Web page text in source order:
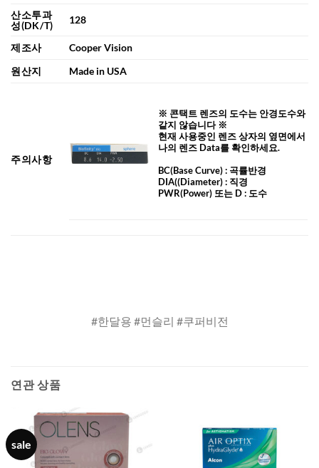
산소투과
성(DK/T)
128
제조사
Cooper Vision
원산지
Made in USA
주의사항
※ 콘택트 렌즈의 도수는 안경도수와
같지 않습니다 ※
현재 사용중인 렌즈 상자의 옆면에서
나의 렌즈 Data를 확인하세요.
BC(Base Curve): 곡률반경
DIA((Diameter) : 직경
PWR(Power) 또는 D : 도수
#한달용 #먼슬리 #쿠퍼비전
연관 상품
sale